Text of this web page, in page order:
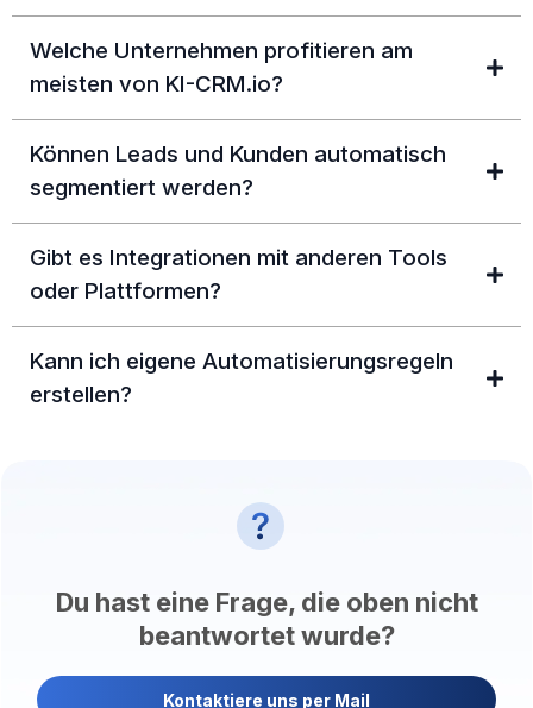
Welche Unternehmen profitieren am
meisten von KI-CRM.io?
Können Leads und Kunden automatisch
segmentiert werden?
Gibt es Integrationen mit anderen Tools
oder Plattformen?
Kann ich eigene Automatisierungsregeln
erstellen?
Du hast eine Frage, die oben nicht
beantwortet wurde?
Kontaktiere uns per Mail